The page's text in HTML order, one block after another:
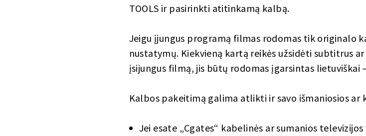
TOOLS ir pasirinkti atitinkamą kalbą.
Jeigu įjungus programą filmas rodomas tik originalo
nustatymų. Kiekvieną kartą reikės užsidėti subtitrus
įsijungus filmą, jis būtų rodomas įgarsintas lietuviškai
Kalbos pakeitimą galima atlikti ir savo išmaniosios
Jei esate „Cgates“ kabelinės ar sumanios